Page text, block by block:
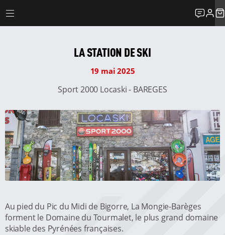
LA STATION DE SKI
19 mai 2025
Sport 2000 Locaski - BAREGES
Au pied du Pic du Midi de Bigorre, La Mongie-Barèges
forment le Domaine du Tourmalet, le plus grand domaine
skiable des Pyrénées françaises.